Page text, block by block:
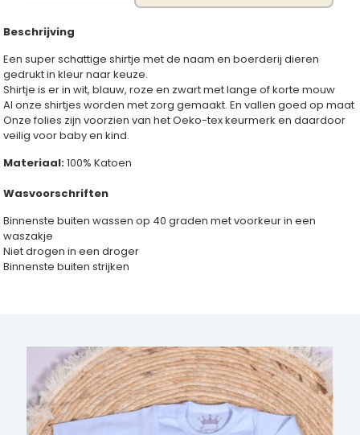
Beschrijving
Een super schattige shirtje met de naam en boerderij dieren
gedrukt in kleur naar keuze.
Shirtje is er in wit, blauw, roze en zwart met lange of korte mouw
Al onze shirtjes worden met zorg gemaakt. En vallen goed op maat
Onze folies zijn voorzien van het Oeko-tex keurmerk en daardoor
veilig voor baby en kind.
Materiaal:100% Katoen
Wasvoorschriften
Binnenste buiten wassen op 40 graden met voorkeur in een
waszakje
Niet drogen in een droger
Binnenste buiten strijken